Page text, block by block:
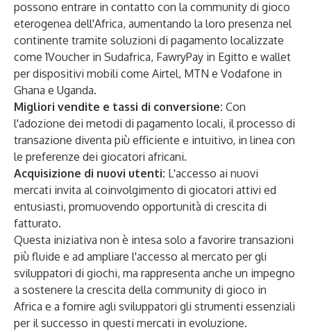
possono entrare in contatto con la community di gioco
eterogenea dell'Africa, aumentando la loro presenza nel
continente tramite soluzioni di pagamento localizzate
come 1Voucher in Sudafrica, FawryPay in Egitto e wallet
per dispositivi mobili come Airtel, MTN e Vodafone in
Ghana e Uganda.
Migliori vendite e tassi di conversione: Con
l'adozione dei metodi di pagamento locali, il processo di
transazione diventa più efficiente e intuitivo, in linea con
le preferenze dei giocatori africani.
Acquisizione di nuovi utenti: L'accesso ai nuovi
mercati invita al coinvolgimento di giocatori attivi ed
entusiasti, promuovendo opportunità di crescita di
fatturato.
Questa iniziativa non è intesa solo a favorire transazioni
più fluide e ad ampliare l'accesso al mercato per gli
sviluppatori di giochi, ma rappresenta anche un impegno
a sostenere la crescita della community di gioco in
Africa e a fornire agli sviluppatori gli strumenti essenziali
per il successo in questi mercati in evoluzione.